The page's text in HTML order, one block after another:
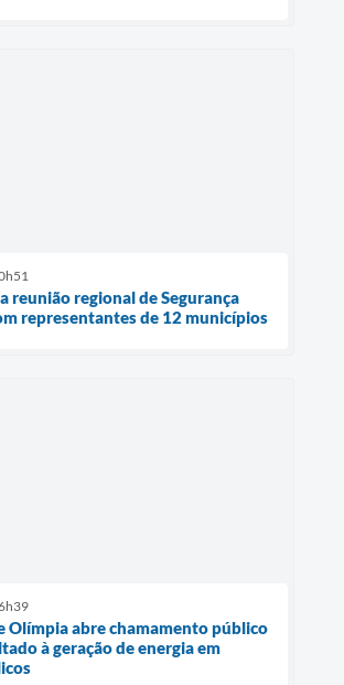
reunião regional de Segurança
representantes de 12 municípios
Olímpia abre chamamento público
à geração de energia em